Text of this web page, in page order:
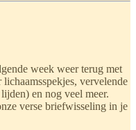
week weer terug met
vervelende
en nog veel meer.
verse briefwisseling in je